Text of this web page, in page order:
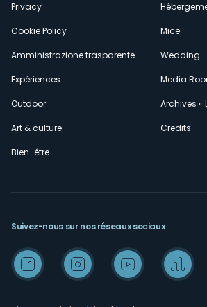
Privacy
Cookie Policy
Amministrazione trasparente
Expériences
Outdoor
Art & culture
Bien-être
Mice
Wedding
Media
Archives «
Credits
Suivez-nous sur nos réseaux sociaux